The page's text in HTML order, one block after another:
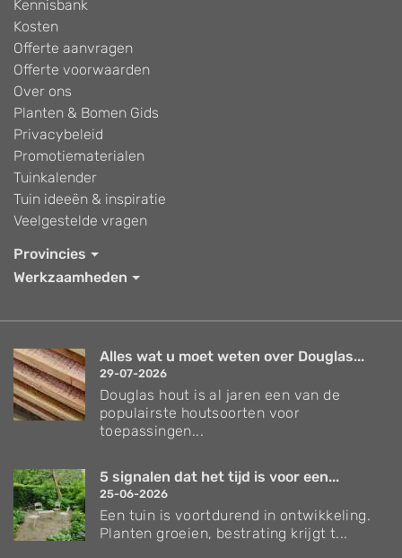
Kennisbank
Kosten
Offerte aanvragen
Offerte voorwaarden
Over ons
Planten & Bomen Gids
Privacybeleid
Promotiematerialen
Tuinkalender
Tuin ideeën & inspiratie
Veelgestelde vragen
Provincies
Werkzaamheden
Alles wat u moet weten over Douglas...
29-07-2026
Douglas hout is al jaren een van de
populairste houtsoorten voor
toepassingen...
5 signalen dat het tijd is voor een...
25-06-2026
Een tuin is voortdurend in ontwikkeling.
Planten groeien, bestrating krijgt t...